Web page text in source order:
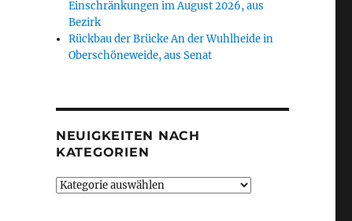
Einschränkungen im August 2026, aus
Bezirk
Rückbau der Brücke An der Wuhlheide in
Oberschöneweide, aus Senat
NEUIGKEITEN NACH
KATEGORIEN
Neuigkeiten